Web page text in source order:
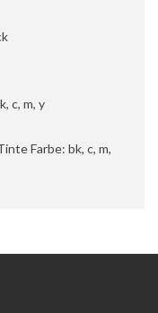
c, m, y
Farbe: bk, c, m,